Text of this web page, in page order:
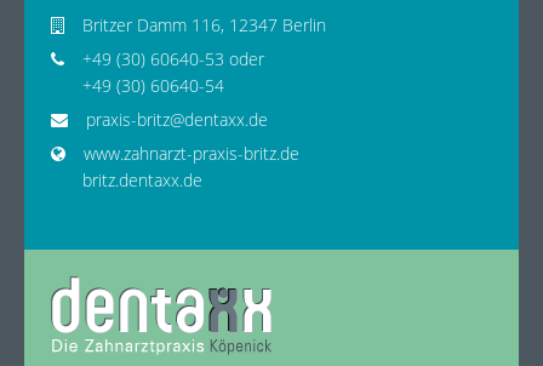
Britzer Damm 116, 12347 Berlin
+49 (30) 60640-53 oder
+49 (30) 60640-54
praxis-britz@dentaxx.de
www.zahnarzt-praxis-britz.de
britz.dentaxx.de